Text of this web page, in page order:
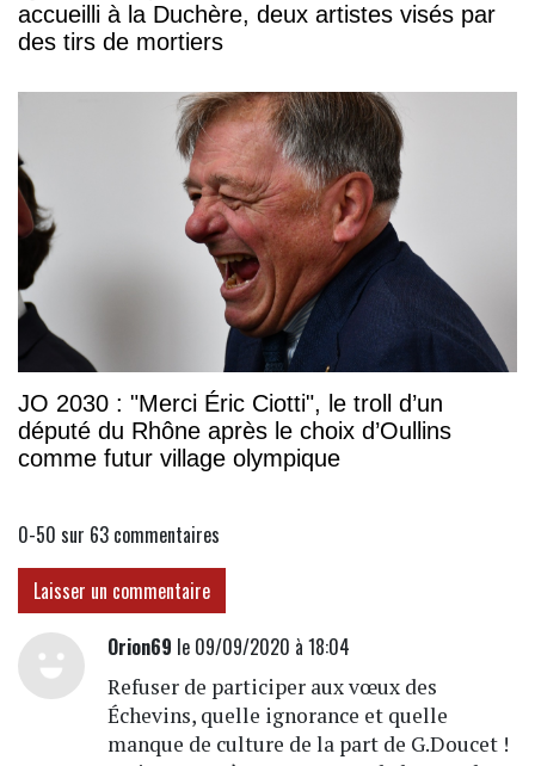
accueilli à la Duchère, deux artistes visés par
des tirs de mortiers
JO 2030 : "Merci Éric Ciotti", le troll d’un
député du Rhône après le choix d’Oullins
comme futur village olympique
0-50 sur 63 commentaires
Laisser un commentaire
Orion69 le 09/09/2020 à 18:04
Refuser de participer aux vœux des
Échevins, quelle ignorance et quelle
manque de culture de la part de G.Doucet !